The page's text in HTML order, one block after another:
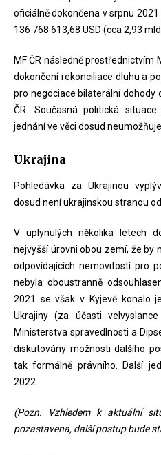
oficiálně dokončena v srpnu
136 768 613,68 USD (cca 2,93
MF ČR následně prostřednictvím
dokončení rekonciliace dluhu a
pro negociace bilaterální dohody
ČR. Současná politická
jednání ve věci dosud neumožňuje.
Ukrajina
Pohledávka za Ukrajinou
dosud není ukrajinskou stranou
V uplynulých několika letech
nejvyšší úrovni obou zemí, že by
odpovídajících nemovitostí pro
nebyla oboustranně
2021 se však v Kyjevě konalo
Ukrajiny (za účasti
Ministerstva spravedlnosti a
diskutovány možnosti dalšího
tak formálně právního. Další
2022.
(Pozn. Vzhledem k aktuální
pozastavena, další postup bude